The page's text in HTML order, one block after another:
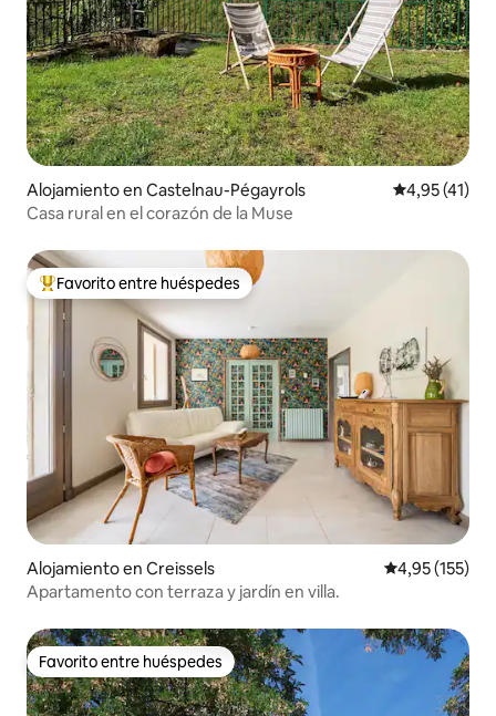
Alojamiento en Castelnau-Pégayrols Calificación
4,95 (41)
Casa rural en el corazón de la Muse
Favorito entre los huéspedes más destacados
Favorito entre huéspedes
Alojamiento en Creissels Calificación
4,95 (155)
Apartamento con terraza y jardín en villa.
Favorito entre huéspedes
Favorito entre huéspedes